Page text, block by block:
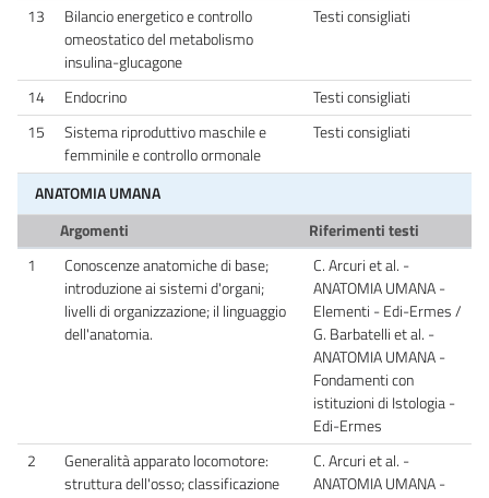
13
Bilancio energetico e controllo
omeostatico del metabolismo
insulina-glucagone
Testi consigliati
14 Endocrino
Testi consigliati
15
Sistema riproduttivo maschile e
femminile e controllo ormonale
Testi consigliati
ANATOMIA UMANA
Argomenti
Riferimenti testi
1
Conoscenze anatomiche di base;
introduzione ai sistemi d'organi;
livelli di organizzazione; il linguaggio
dell'anatomia.
C. Arcuri et al. -
ANATOMIA UMANA -
Elementi - Edi-Ermes /
G. Barbatelli et al. -
ANATOMIA UMANA -
Fondamenti con
istituzioni di Istologia -
Edi-Ermes
2
Generalità apparato locomotore:
struttura dell'osso; classificazione
C. Arcuri et al. -
ANATOMIA UMANA -